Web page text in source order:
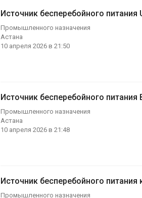
Источник бесперебойного питания
Промышленного назначения
Астана
10 апреля 2026 в 21:50
Источник бесперебойного питания
Промышленного назначения
Астана
10 апреля 2026 в 21:48
Источник бесперебойного питания
Промышленного назначения